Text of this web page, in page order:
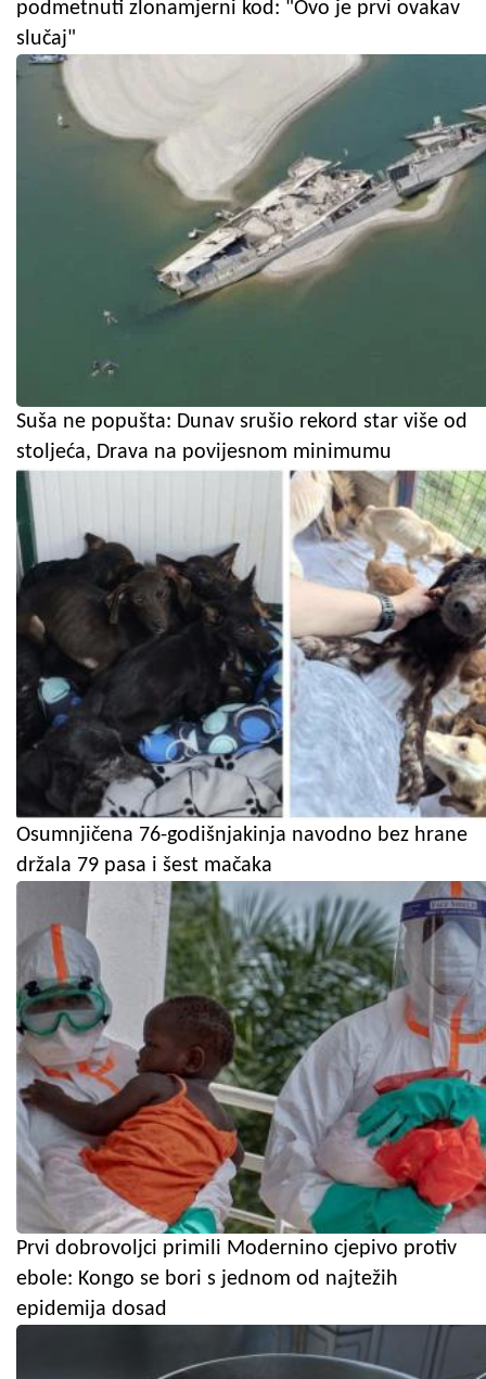
podmetnuti zlonamjerni kod: "Ovo je prvi ovakav
slučaj"
Suša ne popušta: Dunav srušio rekord star više od
stoljeća, Drava na povijesnom minimumu
Osumnjičena 76-godišnjakinja navodno bez hrane
držala 79 pasa i šest mačaka
Prvi dobrovoljci primili Modernino cjepivo protiv
ebole: Kongo se bori s jednom od najtežih
epidemija dosad